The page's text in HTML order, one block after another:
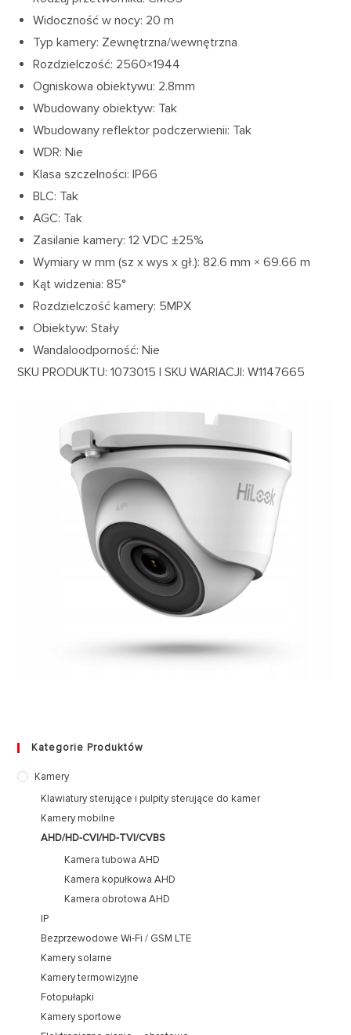
Widoczność w nocy: 20 m
Typ kamery: Zewnętrzna/wewnętrzna
Rozdzielczość: 2560×1944
Ogniskowa obiektywu: 2.8mm
Wbudowany obiektyw: Tak
Wbudowany reflektor podczerwienii: Tak
WDR: Nie
Klasa szczelności: IP66
BLC: Tak
AGC: Tak
Zasilanie kamery: 12 VDC ±25%
Wymiary w mm (sz x wys x gł.): 82.6 mm × 69.66 m
Kąt widzenia: 85°
Rozdzielczość kamery: 5MPX
Obiektyw: Stały
Wandaloodporność: Nie
SKU PRODUKTU: 1073015 | SKU WARIACJI: W1147665
Kategorie Produktów
Kamery
Klawiatury sterujące i pulpity sterujące do kamer
Kamery mobilne
AHD/HD-CVI/HD-TVI/CVBS
Kamera tubowa AHD
Kamera kopułkowa AHD
Kamera obrotowa AHD
IP
Bezprzewodowe Wi-Fi / GSM LTE
Kamery solarne
Kamery termowizyjne
Fotopułapki
Kamery sportowe